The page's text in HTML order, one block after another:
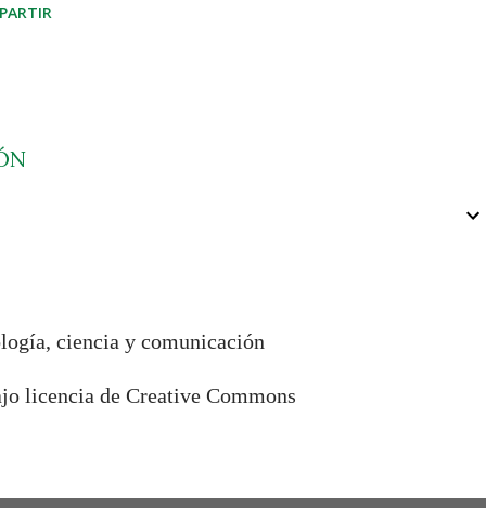
ciencia y comunicación
licencia de Creative Commons